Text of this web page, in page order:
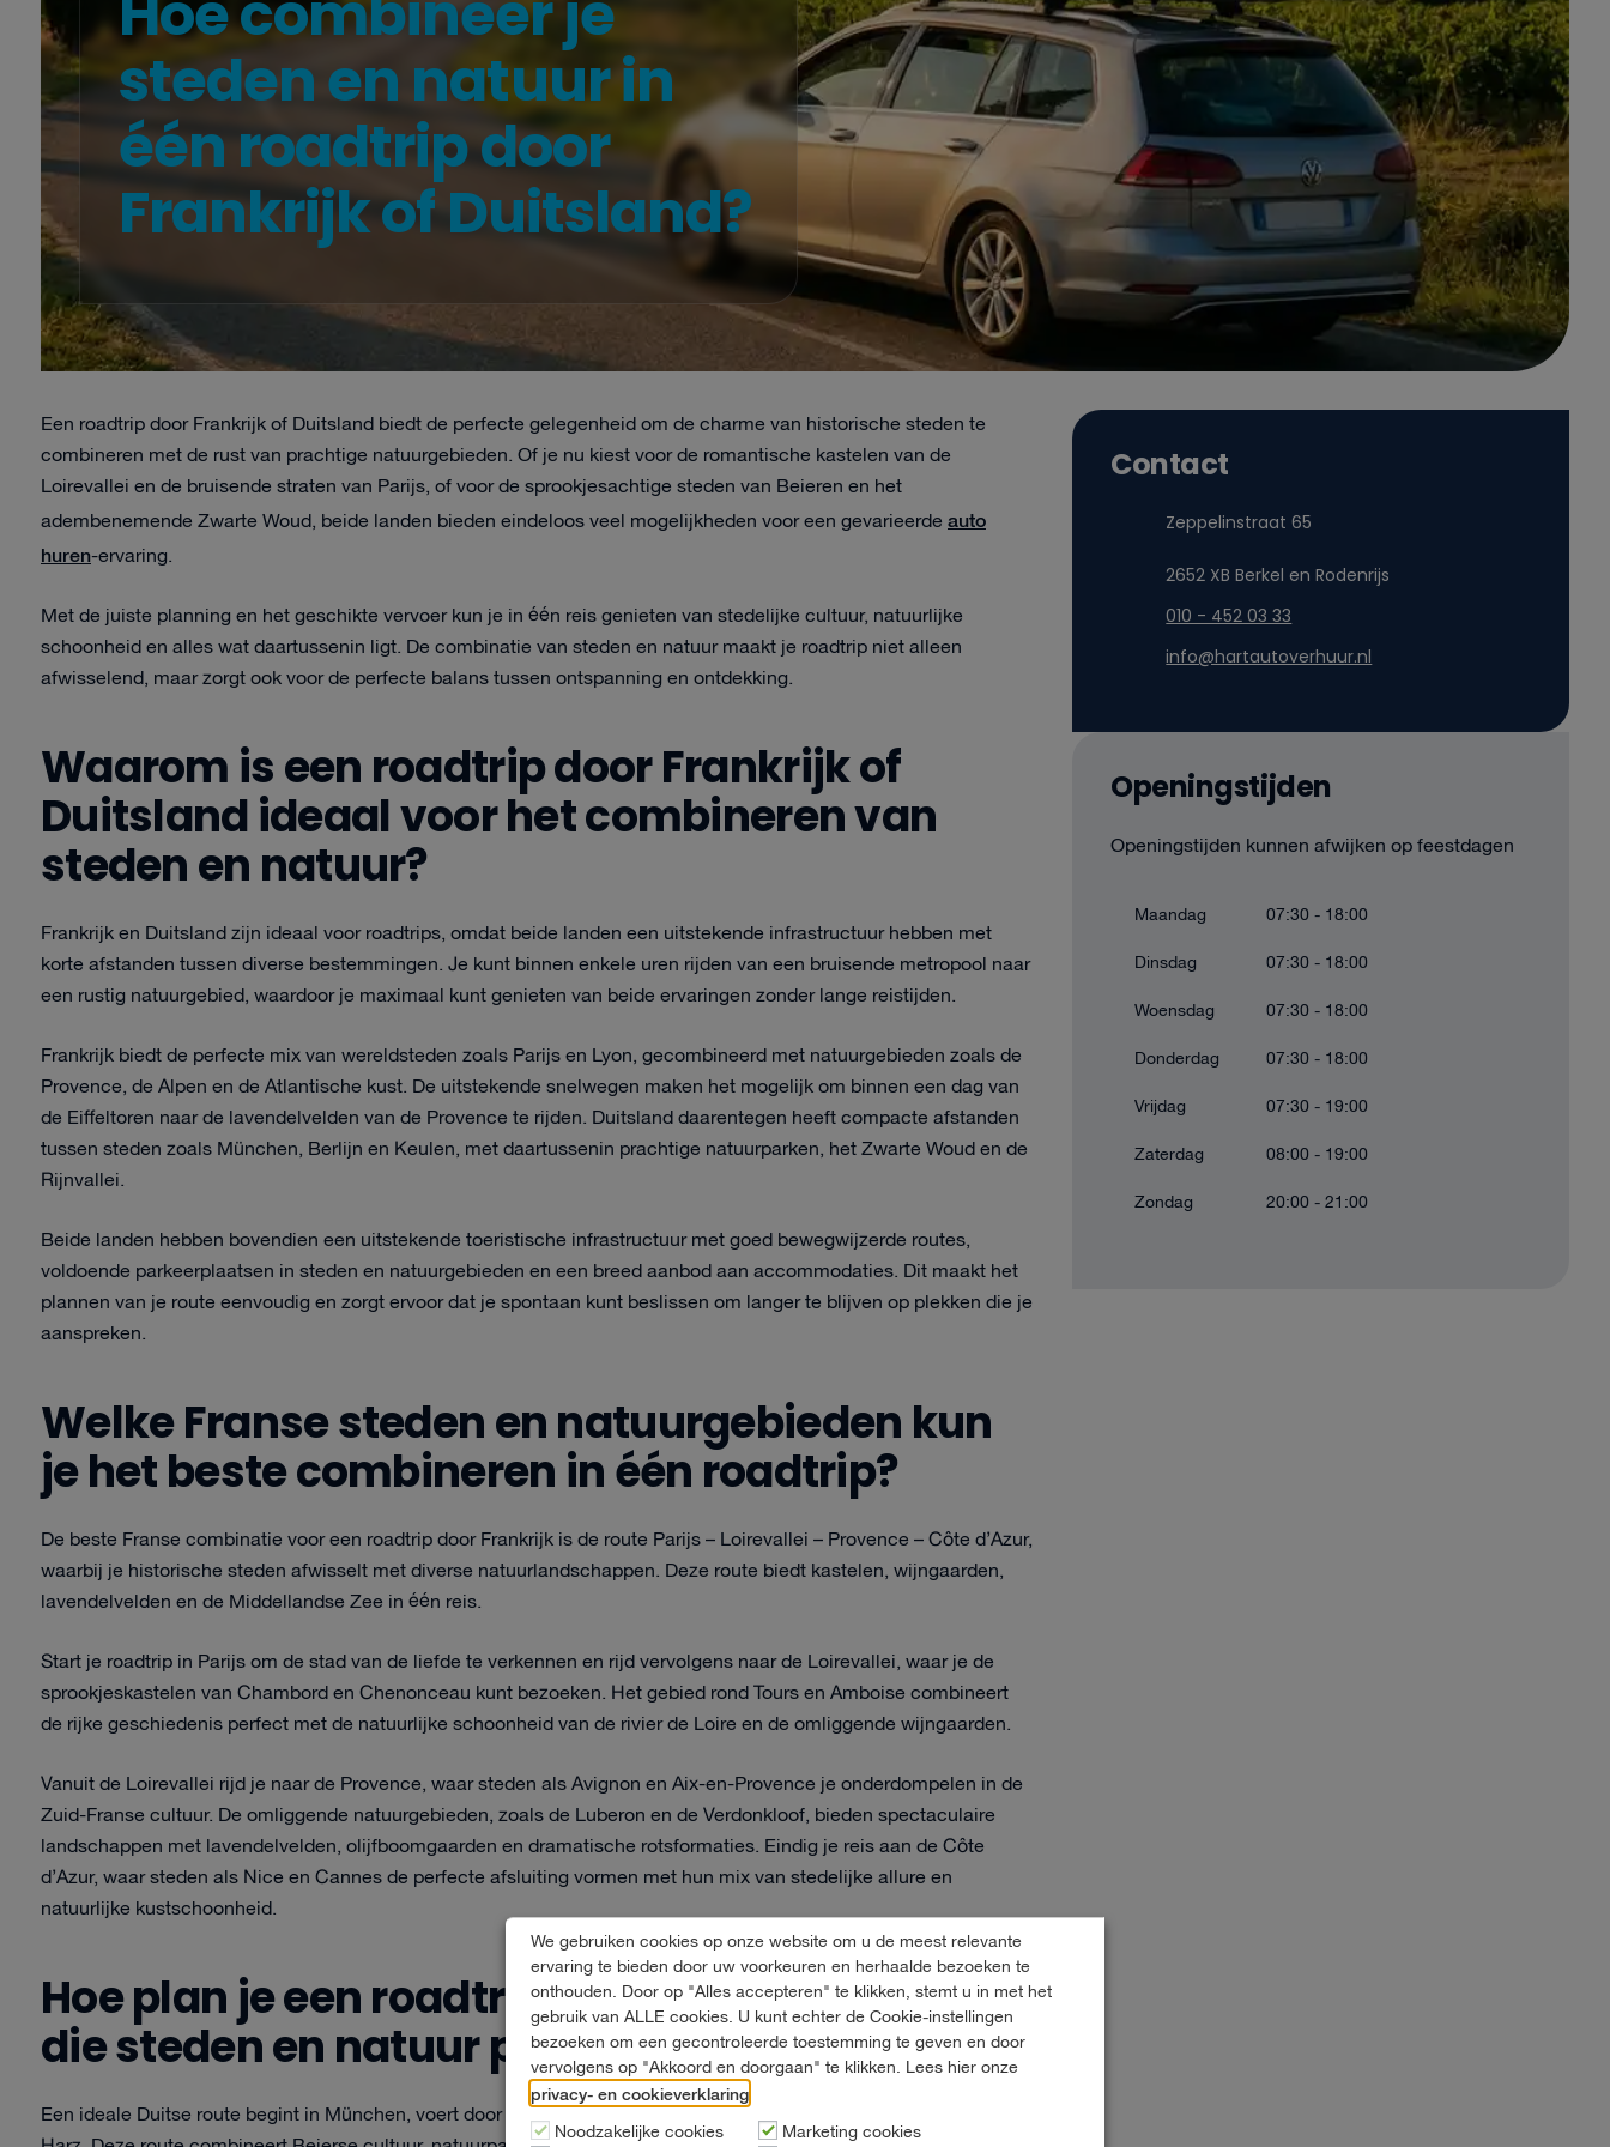
steden en natuur in
één roadtrip door
Frankrijk of Duitsland?
Een roadtrip door Frankrijk of Duitsland biedt de perfecte gelegenheid om de charme van historische steden te
combineren met de rust van prachtige natuurgebieden. Of je nu kiest voor de romantische kastelen van de
Loirevallei en de bruisende straten van Parijs, of voor de sprookjesachtige steden van Beieren en het
adembenemende Zwarte Woud, beide landen bieden eindeloos veel mogelijkheden voor een gevarieerde auto
huren-ervaring.
Met de juiste planning en het geschikte vervoer kun je in één reis genieten van stedelijke cultuur, natuurlijke
schoonheid en alles wat daartussenin ligt. De combinatie van steden en natuur maakt je roadtrip niet alleen
afwisselend, maar zorgt ook voor de perfecte balans tussen ontspanning en ontdekking.
Waarom is een roadtrip door Frankrijk of
Duitsland ideaal voor het combineren van
steden en natuur?
Frankrijk en Duitsland zijn ideaal voor roadtrips, omdat beide landen een uitstekende infrastructuur hebben met
korte afstanden tussen diverse bestemmingen. Je kunt binnen enkele uren rijden van een bruisende metropool naar
een rustig natuurgebied, waardoor je maximaal kunt genieten van beide ervaringen zonder lange reistijden.
Frankrijk biedt de perfecte mix van wereldsteden zoals Parijs en Lyon, gecombineerd met natuurgebieden zoals de
Provence, de Alpen en de Atlantische kust. De uitstekende snelwegen maken het mogelijk om binnen een dag van
de Eiffeltoren naar de lavendelvelden van de Provence te rijden. Duitsland daarentegen heeft compacte afstanden
tussen steden zoals München, Berlijn en Keulen, met daartussenin prachtige natuurparken, het Zwarte Woud en de
Rijnvallei.
Beide landen hebben bovendien een uitstekende toeristische infrastructuur met goed bewegwijzerde routes,
voldoende parkeerplaatsen in steden en natuurgebieden en een breed aanbod aan accommodaties. Dit maakt het
plannen van je route eenvoudig en zorgt ervoor dat je spontaan kunt beslissen om langer te blijven op plekken die je
aanspreken.
Welke Franse steden en natuurgebieden kun
je het beste combineren in één roadtrip?
De beste Franse combinatie voor een roadtrip door Frankrijk is de route Parijs – Loirevallei – Provence – Côte d’Azur,
waarbij je historische steden afwisselt met diverse natuurlandschappen. Deze route biedt kastelen, wijngaarden,
lavendelvelden en de Middellandse Zee in één reis.
Start je roadtrip in Parijs om de stad van de liefde te verkennen en rijd vervolgens naar de Loirevallei, waar je de
sprookjeskastelen van Chambord en Chenonceau kunt bezoeken. Het gebied rond Tours en Amboise combineert
de rijke geschiedenis perfect met de natuurlijke schoonheid van de rivier de Loire en de omliggende wijngaarden.
Vanuit de Loirevallei rijd je naar de Provence, waar steden als Avignon en Aix-en-Provence je onderdompelen in de
Zuid-Franse cultuur. De omliggende natuurgebieden, zoals de Luberon en de Verdonkloof, bieden spectaculaire
landschappen met lavendelvelden, olijfboomgaarden en dramatische rotsformaties. Eindig je reis aan de Côte
d’Azur, waar steden als Nice en Cannes de perfecte afsluiting vormen met hun mix van stedelijke allure en
natuurlijke kustschoonheid.
Hoe plan je een roadtriproute door Duitsland
die steden en natuur perfect combineert?
Een ideale Duitse route begint in München, voert door het Zwarte Woud naar de Rijnvallei en eindigt in Berlijn via de
Contact
Zeppelinstraat 65
2652 XB Berkel en Rodenrijs
010 - 452 03 33
info@hartautoverhuur.nl
Openingstijden
Openingstijden kunnen afwijken op feestdagen
Maandag
07:30 - 18:00
Dinsdag
07:30 - 18:00
Woensdag
07:30 - 18:00
Donderdag
07:30 - 18:00
Vrijdag
07:30 - 19:00
Zaterdag
08:00 - 19:00
Zondag
20:00 - 21:00
We gebruiken cookies op onze website om u de meest relevante
ervaring te bieden door uw voorkeuren en herhaalde bezoeken te
onthouden. Door op "Alles accepteren" te klikken, stemt u in met het
gebruik van ALLE cookies. U kunt echter de Cookie-instellingen
bezoeken om een gecontroleerde toestemming te geven en door
vervolgens op "Akkoord en doorgaan" te klikken. Lees hier onze
privacy- en cookieverklaring
Noodzakelijke cookies
Marketing cookies